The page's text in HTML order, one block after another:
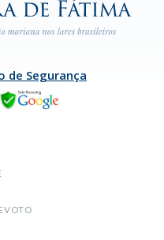
de Segurança